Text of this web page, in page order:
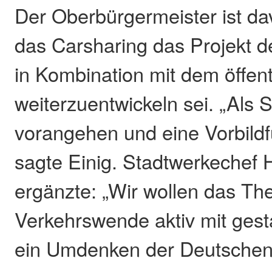
Der Oberbürgermeister ist
das Carsharing das Projekt
in Kombination mit dem
weiterzuentwickeln sei. „Als
vorangehen und eine
sagte Einig. Stadtwerkechef
ergänzte: „Wir wollen das
Verkehrswende aktiv mit
ein Umdenken der